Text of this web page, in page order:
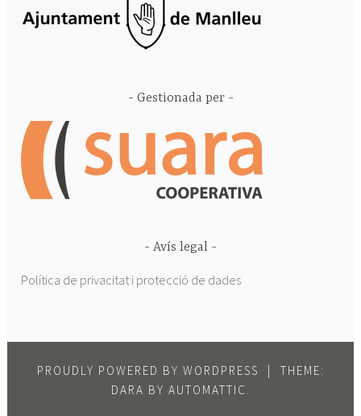
Gestionada per
Avís legal
Política de privacitat i protecció de dades
PROUDLY POWERED BY WORDPRESS
THEME:
DARA BY AUTOMATTIC .